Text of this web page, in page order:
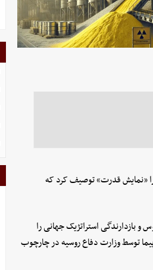
را «نمایش قدرت» توصیف کرد که
بازدارندگی استراتژیک جهانی را
توسط وزارت دفاع روسیه در چارچوب